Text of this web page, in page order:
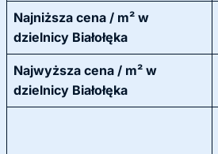
Najniższa cena / m² w
dzielnicy Białołęka
Najwyższa cena / m² w
dzielnicy Białołęka